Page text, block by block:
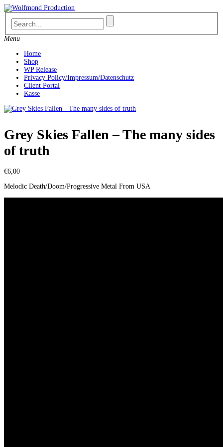
Skip
to
content
Menu
Home
Shop
WP Release
Privacy Policy/Impressum/Datenschutz
Client Portal
Kasse
Grey Skies Fallen – The many sides
of truth
€6,00
Melodic Death/Doom/Progressive Metal From USA